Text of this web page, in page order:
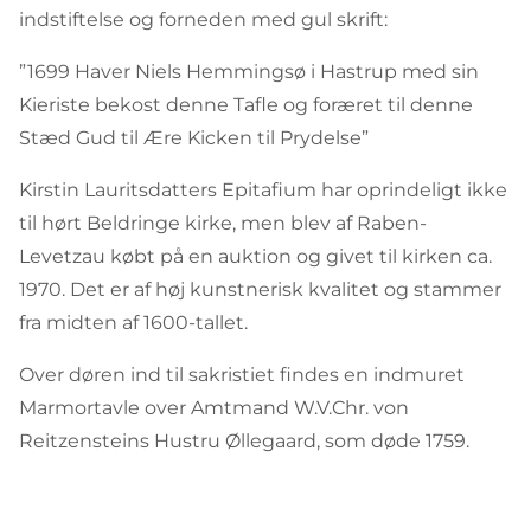
indstiftelse og forneden med gul skrift:
”1699 Haver Niels Hemmingsø i Hastrup med sin
Kieriste bekost denne Tafle og foræret til denne
Stæd Gud til Ære Kicken til Prydelse”
Kirstin Lauritsdatters Epitafium har oprindeligt ikke
til hørt Beldringe kirke, men blev af Raben-
Levetzau købt på en auktion og givet til kirken ca.
1970. Det er af høj kunstnerisk kvalitet og stammer
fra midten af 1600-tallet.
Over døren ind til sakristiet findes en indmuret
Marmortavle over Amtmand W.V.Chr. von
Reitzensteins Hustru Øllegaard, som døde 1759.